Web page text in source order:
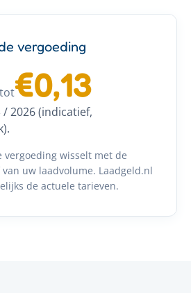
vergoeding
tot€0,13
2026 (indicatief,
vergoeding wisselt met de
uw laadvolume. Laadgeld.nl
de actuele tarieven.